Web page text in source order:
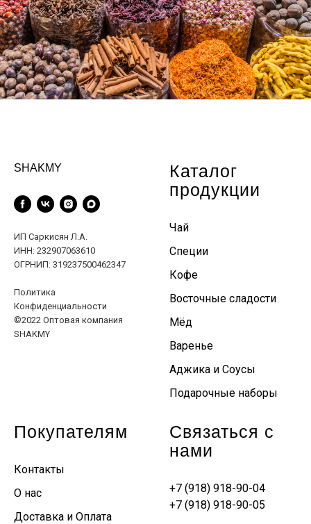
SHAKMY
ИП Саркисян Л.А.
ИНН: 232907063610
ОГРНИП: 319237500462347
Политика
Конфиденциальности
©2022 Оптовая компания
SHAKMY
Каталог
продукции
Чай
Специи
Кофе
Восточные сладости
Мёд
Варенье
Аджика и Соусы
Подарочные наборы
Покупателям
Контакты
О нас
Доставка и Оплата
Связаться с
нами
+7 (918) 918-90-04
+7 (918) 918-90-05